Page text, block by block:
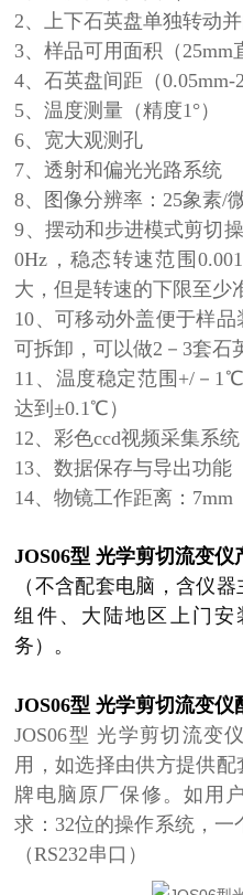
2、上下石英盘单独转动
3、样品可用面积（25mm
4、石英盘间距（0.05mm-
5、温度测量（精度1°）
6、宽大观测孔
7、透射和偏光光路系统
8、图像分辨率：25象素/
9、摆动和步进模式剪切
0Hz，稳态转速范围
大，但是转速的下限至少
10、可移动外盖便于样
可拆卸，可以做2－3套石
11、温度稳定范围+/－
达到±0.1℃）
12、彩色ccd视频采集系统
13、数据保存与导出功能
14、物镜工作距离：7mm
JOS06型 光学剪切流变仪
（不含配套电脑，含仪
组件、大陆地区上门
务）。
JOS06型 光学剪切流变仪
JOS06型 光学剪切流变
用，如选择由供方提供
牌电脑原厂保修。如用
求：32位的操作系统，一
（RS232串口）